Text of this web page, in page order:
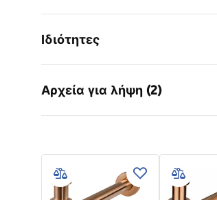
Ιδιότητες
Υλικό
Χρώμα
Πλάτος
Αρχεία για λήψη (2)
συναρμολόγησης